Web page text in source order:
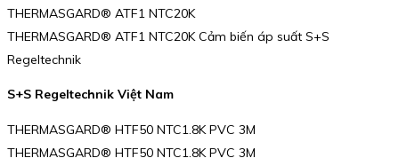
THERMASGARD® ATF1 NTC20K
THERMASGARD® ATF1 NTC20K Cảm biến áp suất S+S
Regeltechnik
S+S Regeltechnik Việt Nam
THERMASGARD® HTF50 NTC1.8K PVC 3M
THERMASGARD® HTF50 NTC1.8K PVC 3M